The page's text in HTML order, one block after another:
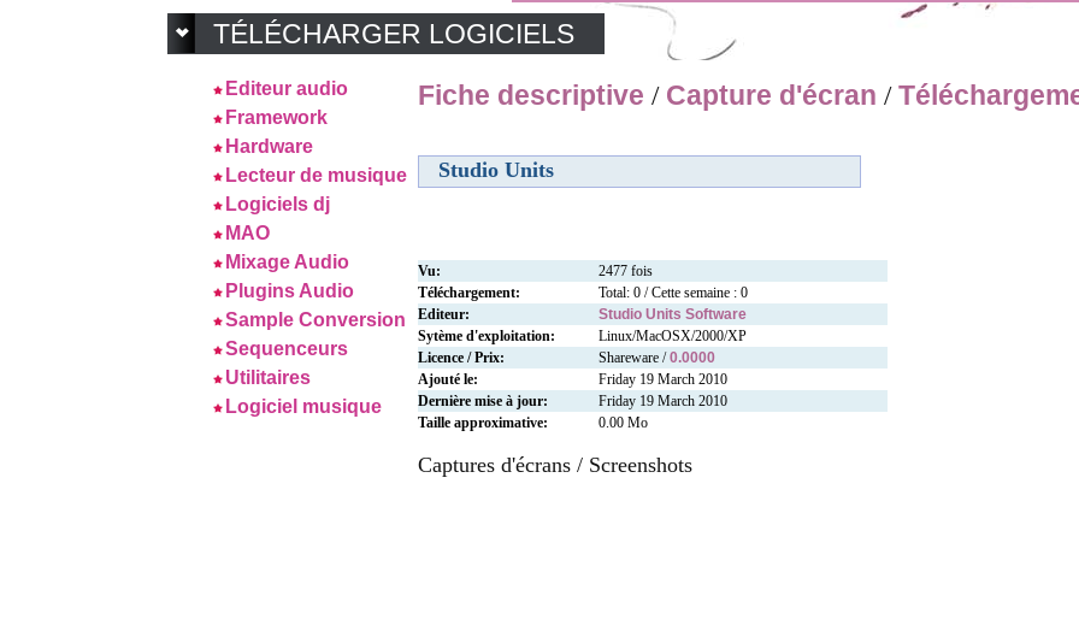
TÉLÉCHARGER LOGICIELS
Editeur audio
Framework
Hardware
Lecteur de musique
Logiciels dj
MAO
Mixage Audio
Plugins Audio
Sample Conversion
Sequenceurs
Utilitaires
Logiciel musique
Fiche descriptive / Capture d'écran /
Studio Units
Vu:
2477 fois
Téléchargement:
Total: 0 / Cette semaine : 0
Editeur:
Studio Units Software
Sytème d'exploitation:
Linux/MacOSX/2000/XP
Licence / Prix:
Shareware /0.0000
Ajouté le:
Friday 19 March 2010
Dernière mise à jour:
Friday 19 March 2010
Taille approximative:
0.00 Mo
Captures d'écrans / Screenshots